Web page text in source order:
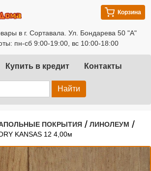
в г. Сортавала. Ул. Бондарева 50 "А"
пн-сб 9:00-19:00, вс 10:00-18:00
Корзина
Купить в кредит Контакты
Найти
ПОКРЫТИЯ / ЛИНОЛЕУМ /
KANSAS 12 4,00м